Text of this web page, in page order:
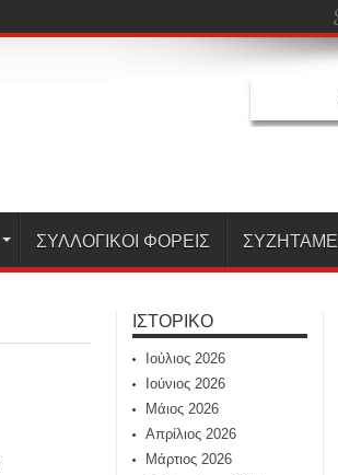
ΣΥΛΛΟΓΙΚΟΙ ΦΟΡΕΙΣ ΣΥΖΗΤΑΜΕ
ΙΣΤΟΡΙΚΌ
Ιούλιος 2026
Ιούνιος 2026
Μάιος 2026
Απρίλιος 2026
Μάρτιος 2026